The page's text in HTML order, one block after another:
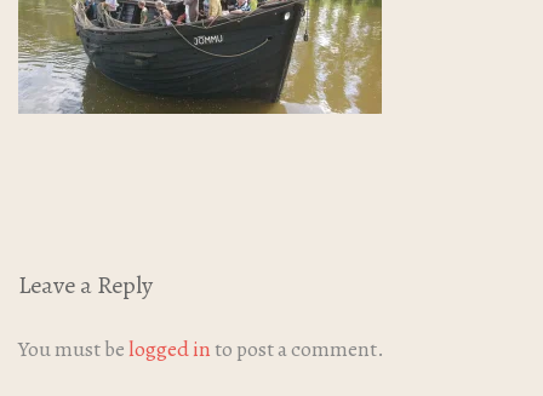
GALERII
Leave a Reply
You must belogged into post a comment.